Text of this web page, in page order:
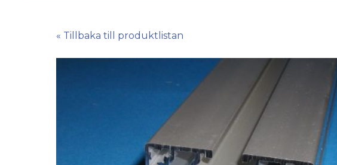
« Tillbaka till produktlistan